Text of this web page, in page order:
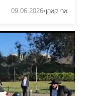
ארי קאהן•
09.06.2026